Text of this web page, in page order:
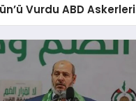
Vurdu ABD Askerleri
Kaybetti